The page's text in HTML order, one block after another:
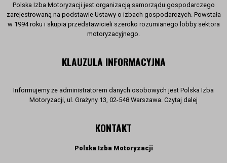
Polska Izba Motoryzacji jest organizacją samorządu gospodarczego
zarejestrowaną na podstawie Ustawy o izbach gospodarczych. Powstała
w 1994 roku i skupia przedstawicieli szeroko rozumianego lobby sektora
motoryzacyjnego.
KLAUZULA INFORMACYJNA
Informujemy że administratorem danych osobowych jest Polska Izba
Motoryzacji, ul. Grażyny 13, 02-548 Warszawa. Czytaj dalej
KONTAKT
Polska Izba Motoryzacji